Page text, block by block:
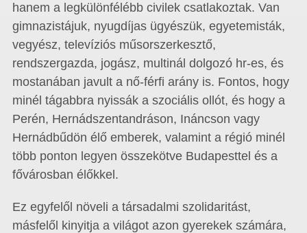
hanem a legkülönfélébb civilek csatlakoztak. Van
gimnazistájuk, nyugdíjas ügyészük, egyetemisták,
vegyész, televíziós műsorszerkesztő,
rendszergazda, jogász, multinál dolgozó hr-es, és
mostanában javult a nő-férfi arány is. Fontos, hogy
minél tágabbra nyissák a szociális ollót, és hogy a
Perén, Hernádszentandráson, Ináncson vagy
Hernádbűdön élő emberek, valamint a régió minél
több ponton legyen összekötve Budapesttel és a
fővárosban élőkkel.
Ez egyfelől növeli a társadalmi szolidaritást,
másfelől kinyitja a világot azon gyerekek számára,